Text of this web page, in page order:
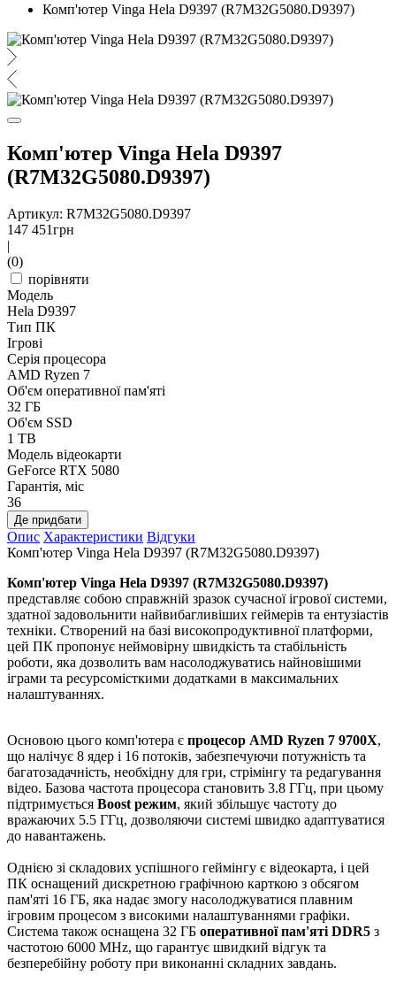
Комп'ютер Vinga Hela D9397 (R7M32G5080.D9397)
Комп'ютер Vinga Hela D9397
(R7M32G5080.D9397)
Артикул: R7M32G5080.D9397
147 451грн
|
(0)
порівняти
Модель
Hela D9397
Тип ПК
Ігрові
Серія процесора
AMD Ryzen 7
Об'єм оперативної пам'яті
32 ГБ
Об'єм SSD
1 TB
Модель відеокарти
GeForce RTX 5080
Гарантія, міс
36
Де придбати
Опис Характеристики Відгуки
Комп'ютер Vinga Hela D9397 (R7M32G5080.D9397)
Комп'ютер Vinga Hela D9397 (R7M32G5080.D9397)
представляє собою справжній зразок сучасної ігрової системи,
здатної задовольнити найвибагливіших геймерів та ентузіастів
техніки. Створений на базі високопродуктивної платформи,
цей ПК пропонує неймовірну швидкість та стабільність
роботи, яка дозволить вам насолоджуватись найновішими
іграми та ресурсомісткими додатками в максимальних
налаштуваннях.
Основою цього комп'ютера є процесор AMD Ryzen 7 9700X,
що налічує 8 ядер і 16 потоків, забезпечуючи потужність та
багатозадачність, необхідну для гри, стрімінгу та редагування
відео. Базова частота процесора становить 3.8 ГГц, при цьому
підтримується Boost режим, який збільшує частоту до
вражаючих 5.5 ГГц, дозволяючи системі швидко адаптуватися
до навантажень.
Однією зі складових успішного геймінгу є відеокарта, і цей
ПК оснащений дискретною графічною карткою з обсягом
пам'яті 16 ГБ, яка надає змогу насолоджуватися плавним
ігровим процесом з високими налаштуваннями графіки.
Система також оснащена 32 ГБ оперативної пам'яті DDR5 з
частотою 6000 MHz, що гарантує швидкий відгук та
безперебійну роботу при виконанні складних завдань.